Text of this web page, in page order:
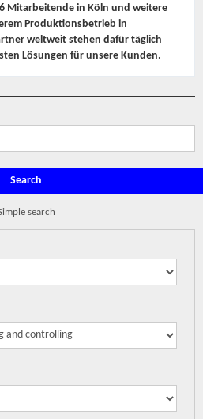
Mitarbeitende in Köln und weitere
Produktionsbetrieb in
weltweit stehen dafür täglich
Lösungen für unsere Kunden.
Search
search